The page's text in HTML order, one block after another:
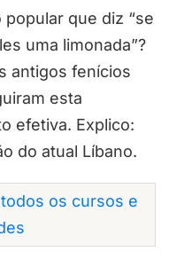
que diz “se
uma limonada”?
antigos fenícios
esta
efetiva. Explico:
do atual Líbano.
os cursos e